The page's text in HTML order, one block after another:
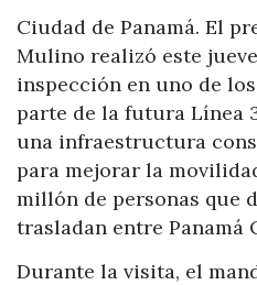
Ciudad de Panamá. El
Mulino realizó este
inspección en uno de
parte de la futura Línea
una infraestructura
para mejorar la
millón de personas que
trasladan entre Panamá
Durante la visita, el